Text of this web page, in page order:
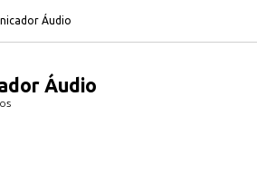
Áudio
Áudio